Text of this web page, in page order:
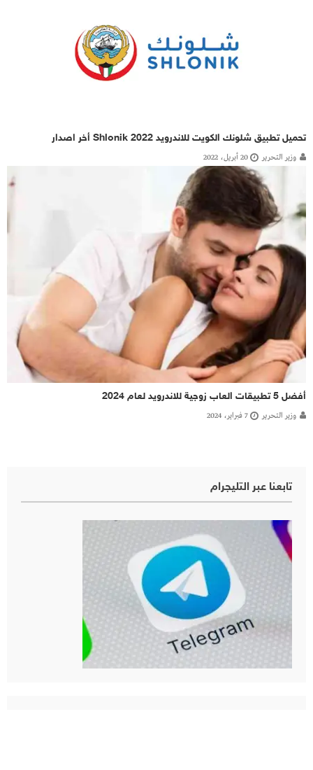
تحميل تطبيق شلونك الكويت للاندرويد Shlonik 2022 أخر اصدار
وزير التحرير 20 أبريل، 2022
أفضل 5 تطبيقات العاب زوجية للاندرويد لعام 2024
وزير التحرير 7 فبراير، 2024
تابعنا عبر التليجرام